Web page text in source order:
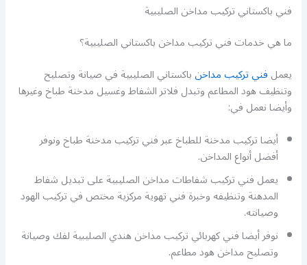
فني باكستاني تركيب مداخن الصليبية
ما هي خدمات فني تركيب مداخن باكستاني الصليبية؟
يعملفني تركيب مداخنباكستاني الصليبية في صيانة وتصليح
وتنظيف هود المطاعم وتبدل فلاتر الشفاط وغسيل مدخنة طباخ وغيرها
وأيضا نعمل في:
أيضا تركيب مدخنة للطباخ عبر فني تركيب مدخنة طباخ ونوفر
أفضل أنواع المداخن.
يعمل فني تركيب شفاطات مداخن الصليبية على تبديل شفاط
المدهنة وتنظيفه وخبرة فني تهوية مركزية مختص في تركيب الهود
وصيانته.
نوفر أيضا فني كهربائي تركيب مداخن هندي الصليبية لفك وصيانة
وتصليح مداخن هود مطاعم.